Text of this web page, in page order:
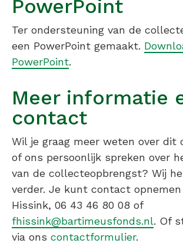
PowerPoint
Ter ondersteuning van de
een PowerPoint gemaakt.
PowerPoint.
Meer informatie
contact
Wil je graag meer weten over dit
of ons persoonlijk spreken over
van de collecteopbrengst? Wij
verder. Je kunt contact
Hissink, 06 43 46 80 08 of
fhissink@bartimeusfonds.nl. Of
via ons contactformulier.